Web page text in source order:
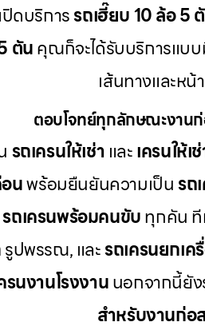
ปิดบริการรถเฮี๊ยบ 10 ล้อ 5
ตันคุณก็จะได้รับบริการแบ
เส้นทางและห
ตอบโจทย์ทุกลักษณะงาน
รถเครนให้เช่า และเครนให้เ
นพร้อมยืนยันความเป็นรถ
รถเครนพร้อมคนขับทุกคัน ที
รูปพรรณ, และรถเครนยกเค
รนงานโรงงานนอกจากนี้ยัง
สำหรับงานก่อ